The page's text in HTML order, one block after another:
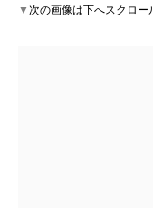
▼次の画像は下へスクロー